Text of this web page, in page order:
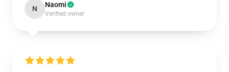
N Naomi
Verified owner